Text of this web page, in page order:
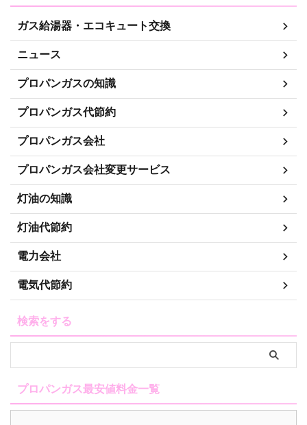
ガス給湯器・エコキュート交換
ニュース
プロパンガスの知識
プロパンガス代節約
プロパンガス会社
プロパンガス会社変更サービス
灯油の知識
灯油代節約
電力会社
電気代節約
検索をする
プロパンガス最安値料金一覧